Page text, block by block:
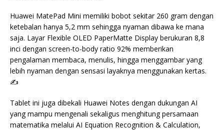
Huawei MatePad Mini memiliki bobot sekitar 260 gram dengan
ketebalan hanya 5,2 mm sehingga nyaman dibawa ke mana
saja. Layar Flexible OLED PaperMatte Display berukuran 8,8
inci dengan screen-to-body ratio 92% memberikan
pengalaman membaca, menulis, hingga menggambar yang
lebih nyaman dengan sensasi layaknya menggunakan kertas.
✍️
Tablet ini juga dibekali Huawei Notes dengan dukungan AI
yang mampu mengenali sekaligus menghitung persamaan
matematika melalui AI Equation Recognition & Calculation,